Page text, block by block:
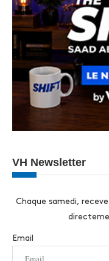
VH Newsletter
Chaque samedi,
Email